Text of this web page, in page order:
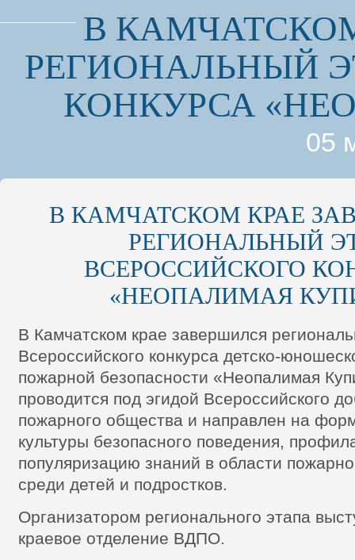
В
РЕГИОНАЛЬНЫЙ
КОНКУРСА
05
В КАМЧАТСКОМ КРАЕ
РЕГИОНАЛЬНЫЙ
ВСЕРОССИЙСКОГО
«НЕОПАЛИМАЯ
В Камчатском крае завершился
Всероссийского конкурса детско-
пожарной безопасности «Неопалимая
проводится под эгидой Всероссийского
пожарного общества и направлен на
культуры безопасного поведения,
популяризацию знаний в области
среди детей и подростков.
Организатором регионального этапа
краевое отделение ВДПО.